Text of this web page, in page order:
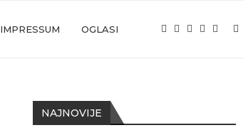
IMPRESSUM OGLASI
NAJNOVIJE